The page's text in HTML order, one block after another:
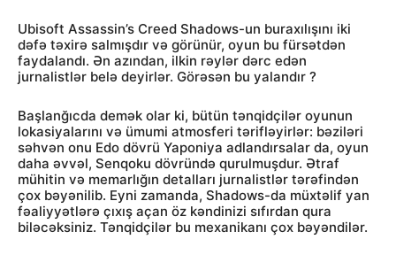
Ubisoft Assassin’s Creed Shadows-un buraxılışını iki
dəfə təxirə salmışdır və görünür, oyun bu fürsətdən
faydalandı. Ən azından, ilkin rəylər dərc edən
jurnalistlər belə deyirlər. Görəsən bu yalandır ?
Başlanğıcda demək olar ki, bütün tənqidçilər oyunun
lokasiyalarını və ümumi atmosferi tərifləyirlər: bəziləri
səhvən onu Edo dövrü Yaponiya adlandırsalar da, oyun
daha əvvəl, Senqoku dövründə qurulmuşdur. Ətraf
mühitin və memarlığın detalları jurnalistlər tərəfindən
çox bəyənilib. Eyni zamanda, Shadows-da müxtəlif yan
fəaliyyətlərə çıxış açan öz kəndinizi sıfırdan qura
biləcəksiniz. Tənqidçilər bu mexanikanı çox bəyəndilər.